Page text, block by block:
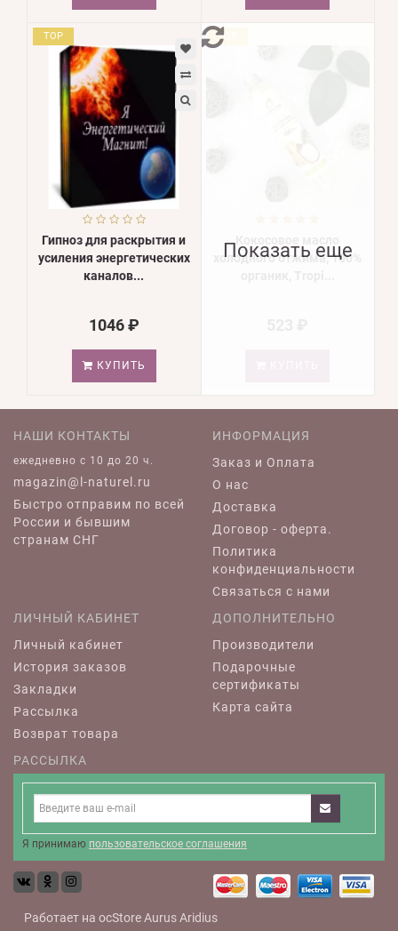
TOP
Гипноз для раскрытия и
усиления энергетических
каналов...
1046 ₽
КУПИТЬ
TOP
холодного отжима, 100%
Показать еще
НАШИ КОНТАКТЫ
ежедневно c 10 до 20 ч.
magazin@l-naturel.ru
Быстро отправим по всей
России и бывшим
странам СНГ
ИНФОРМАЦИЯ
Заказ и Оплата
О нас
Доставка
Договор - оферта.
Политика
конфиденциальности
Связаться с нами
ЛИЧНЫЙ КАБИНЕТ
Личный кабинет
История заказов
Закладки
Рассылка
Возврат товара
ДОПОЛНИТЕЛЬНО
Производители
Подарочные
сертификаты
Карта сайта
РАССЫЛКА
Я принимаю пользовательское соглашения
Работает на ocStoreAurusAridius